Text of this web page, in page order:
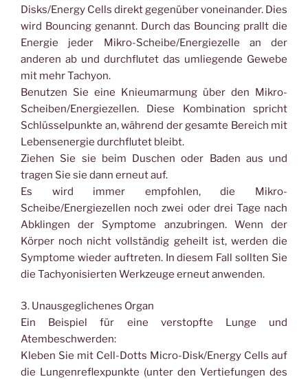
Disks/Energy Cells direkt gegenüber voneinander. Dies
wird Bouncing genannt. Durch das Bouncing prallt die
Energie jeder Mikro-Scheibe/Energiezelle an der
anderen ab und durchflutet das umliegende Gewebe
mit mehr Tachyon.
Benutzen Sie eine Knieumarmung über den Mikro-
Scheiben/Energiezellen. Diese Kombination spricht
Schlüsselpunkte an, während der gesamte Bereich mit
Lebensenergie durchflutet bleibt.
Ziehen Sie sie beim Duschen oder Baden aus und
tragen Sie sie dann erneut auf.
Es wird immer empfohlen, die Mikro-
Scheibe/Energiezellen noch zwei oder drei Tage nach
Abklingen der Symptome anzubringen. Wenn der
Körper noch nicht vollständig geheilt ist, werden die
Symptome wieder auftreten. In diesem Fall sollten Sie
die Tachyonisierten Werkzeuge erneut anwenden.
3. Unausgeglichenes Organ
Ein Beispiel für eine verstopfte Lunge und
Atembeschwerden:
Kleben Sie mit Cell-Dotts Micro-Disk/Energy Cells auf
die Lungenreflexpunkte (unter den Vertiefungen des